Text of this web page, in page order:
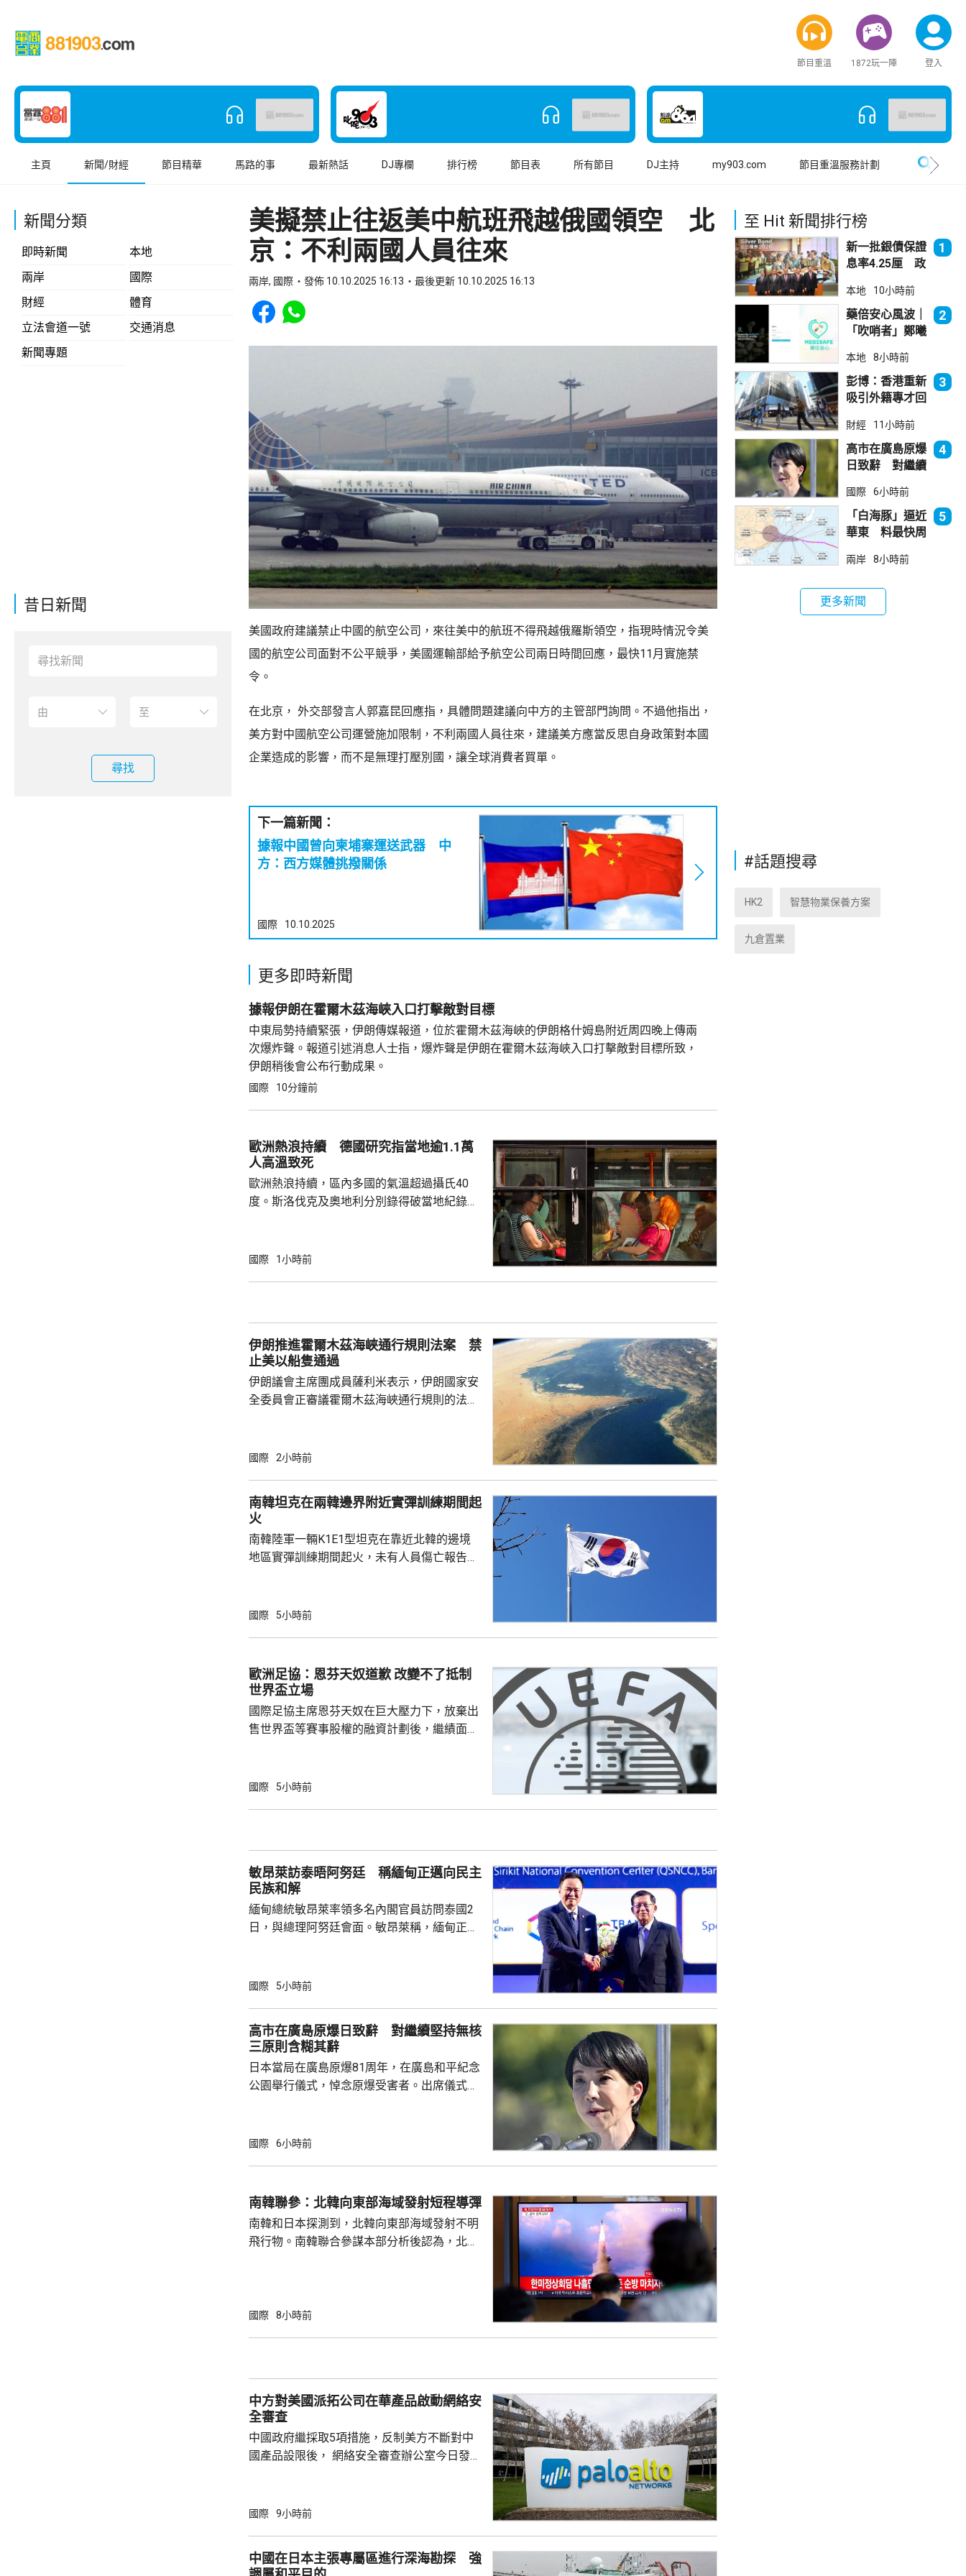
節目重溫 1872玩一陣 登入
主頁 新聞/財經 節目精華 馬路的事 最新熱話 DJ專欄 排行榜 節目表 所有節目 DJ主持 my903.com 節目重溫服務計劃
新聞分類
即時新聞
本地
兩岸
國際
財經
體育
立法會道一號
交通消息
新聞專題
昔日新聞
尋找
美擬禁止往返美中航班飛越俄國領空 北
京：不利兩國人員往來
兩岸, 國際 發佈 10.10.2025 16:13 最後更新 10.10.2025 16:13
Share to Facebook
Share to WhatsApp
美國政府建議禁止中國的航空公司，來往美中的航班不得飛越俄羅斯領空，指現時情況令美
國的航空公司面對不公平競爭，美國運輸部給予航空公司兩日時間回應，最快11月實施禁
令。
在北京， 外交部發言人郭嘉昆回應指，具體問題建議向中方的主管部門詢問。不過他指出，
美方對中國航空公司運營施加限制，不利兩國人員往來，建議美方應當反思自身政策對本國
企業造成的影響，而不是無理打壓別國，讓全球消費者買單。
下一篇新聞：
據報中國曾向柬埔寨運送武器 中
方：西方媒體挑撥關係
國際 10.10.2025
更多即時新聞
據報伊朗在霍爾木茲海峽入口打擊敵對目標
中東局勢持續緊張，伊朗傳媒報道，位於霍爾木茲海峽的伊朗格什姆島附近周四晚上傳兩
次爆炸聲。報道引述消息人士指，爆炸聲是伊朗在霍爾木茲海峽入口打擊敵對目標所致，
伊朗稍後會公布行動成果。
國際 10分鐘前
歐洲熱浪持續 德國研究指當地逾1.1萬
人高溫致死
歐洲熱浪持續，區內多國的氣溫超過攝氏40
度。斯洛伐克及奧地利分別錄得破當地紀錄的
死，打破2016年以來當地的相關死亡人數紀
國際 1小時前
伊朗推進霍爾木茲海峽通行規則法案 禁
止美以船隻通過
伊朗議會主席團成員薩利米表示，伊朗國家安
全委員會正審議霍爾木茲海峽通行規則的法案
民用貨物不得通過有關區域；參與針對「抵抗
成賠償前無法獲得通過霍爾木茲海峽和波斯灣
的許可。 根據方案，違反相關規定者，將被處
以最高達貨物價值20%的罰款。伊朗政...
國際 2小時前
南韓坦克在兩韓邊界附近實彈訓練期間起
火
南韓陸軍一輛K1E1型坦克在靠近北韓的邊境
地區實彈訓練期間起火，未有人員傷亡報告。
甲旅，上午完成射擊訓練、前往集結地點途中
人員，要求停車並安全疏散，南韓軍方和消防
部門正調查起火原因。
國際 5小時前
歐洲足協：恩芬天奴道歉 改變不了抵制
世界盃立場
國際足協主席恩芬天奴在巨大壓力下，放棄出
售世界盃等賽事股權的融資計劃後，繼績面臨
歉；國際足協會後發聲明，重申全力支持恩芬
恩芬天奴作出道歉，改變不了他們抵制世界盃
等國際足協相關賽事的立場，他們對恩芬...
國際 5小時前
敏昂萊訪泰晤阿努廷 稱緬甸正邁向民主
民族和解
緬甸總統敏昂萊率領多名內閣官員訪問泰國2
日，與總理阿努廷會面。敏昂萊稱，緬甸正重
關係，並尋求與東盟建立更良好關係。阿努廷
蓋緬甸籍勞工問題、流經兩國河流的水質管
理，以及太空觀測技術等。 今次是敏昂萊繼訪
問中國、印度和老撾後，近月出訪的第四個...
國際 5小時前
高市在廣島原爆日致辭 對繼續堅持無核
三原則含糊其辭
日本當局在廣島原爆81周年，在廣島和平紀念
公園舉行儀式，悼念原爆受害者。出席儀式的
為實現無核武世界而繼續不懈努力的使命。 不
持無核三原則，但並未明確表示日本將繼續堅
持有關原則。 高市在儀式結束後的記者會亦拒
絕就修訂「安保三文件」時是否堅持...
國際 6小時前
南韓聯參：北韓向東部海域發射短程導彈
南韓和日本探測到，北韓向東部海域發射不明
飛行物。南韓聯合參謀本部分析後認為，北韓
年以來的第10次。美國與南韓今個月將舉行戰
國際 8小時前
中方對美國派拓公司在華產品啟動網絡安
全審查
中國政府繼採取5項措施，反制美方不斷對中
國產品設限後， 網絡安全審查辦公室今日發公
公告指，為保障關鍵信息基礎設施安全穩定運
拓產品實施網絡安全審查。 商務部昨日宣布對
國際 9小時前
中國在日本主張專屬區進行深海勘探 強
至 Hit 新聞排行榜
新一批銀債保證
息率4.25厘 政
吸引力
1
本地 10小時前
藥倍安心風波｜
「吹哨者」鄭曦
進行刑事調查
2
本地 8小時前
彭博：香港重新
吸引外籍專才回
3
財經 11小時前
高市在廣島原爆
日致辭 對繼續
含糊其辭
4
國際 6小時前
「白海豚」逼近
華東 料最快周
5
兩岸 8小時前
更多新聞
#話題搜尋
HK2 智慧物業保養方案
九倉置業